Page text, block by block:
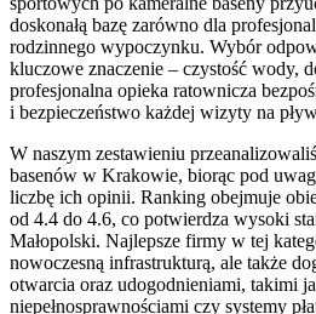
doskonałą bazę zarówno dla
rodzinnego wypoczynku. Wybór
kluczowe znaczenie – czystość wody,
profesjonalna opieka ratownicza
i bezpieczeństwo każdej wizyty na
W naszym zestawieniu
basenów w Krakowie, biorąc pod
liczbę ich opinii. Ranking obejmuje
od 4.4 do 4.6, co potwierdza wysoki
Małopolski. Najlepsze firmy w tej
nowoczesną infrastrukturą, ale także
otwarcia oraz udogodnieniami, takimi
niepełnosprawnościami czy systemy